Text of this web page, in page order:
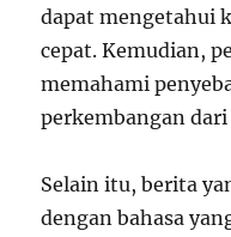
dapat mengetahui
cepat. Kemudian,
memahami
perkembangan
Selain itu, berita
dengan bahasa